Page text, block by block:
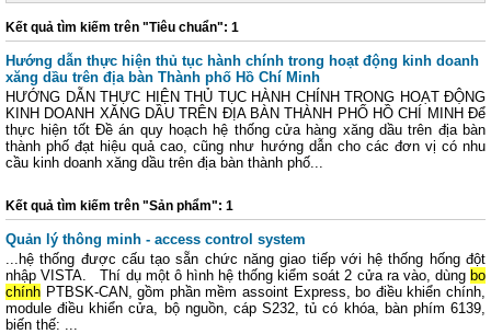
Kết quả tìm kiếm trên "Tiêu chuẩn": 1
Hướng dẫn thực hiện thủ tục hành chính trong hoạt động kinh doanh
xăng dầu trên địa bàn Thành phố Hồ Chí Minh
HƯỚNG DẪN THỰC HIỆN THỦ TỤC HÀNH CHÍNH TRONG HOẠT ĐỘNG
KINH DOANH XĂNG DẦU TRÊN ĐỊA BÀN THÀNH PHỐ HỒ CHÍ MINH Để
thực hiện tốt Đề án quy hoạch hệ thống cửa hàng xăng dầu trên địa bàn
thành phố đạt hiệu quả cao, cũng như hướng dẫn cho các đơn vị có nhu
cầu kinh doanh xăng dầu trên địa bàn thành phố...
Kết quả tìm kiếm trên "Sản phẩm": 1
Quản lý thông minh - access control system
...hệ thống được cấu tạo sẵn chức năng giao tiếp với hệ thống hống đột
nhập VISTA. Thí dụ một ô hình hệ thống kiểm soát 2 cửa ra vào, dùng bo
chính PTBSK-CAN, gồm phần mềm assoint Express, bo điều khiển chính,
module điều khiển cửa, bộ nguồn, cáp S232, tủ có khóa, bàn phím 6139,
biến thế: ...